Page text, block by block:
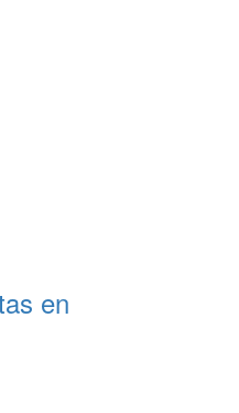
en